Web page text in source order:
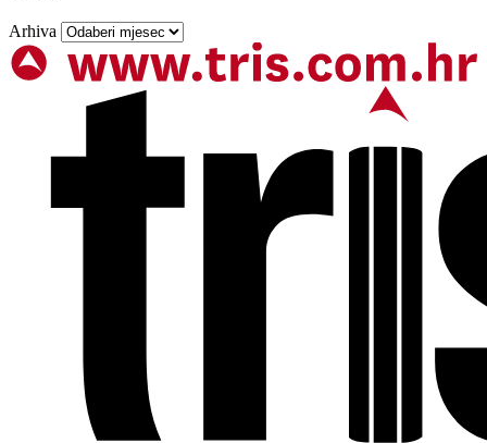
Arhiva